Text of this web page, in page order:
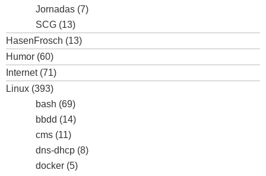
Jornadas (7)
SCG (13)
HasenFrosch (13)
Humor (60)
Internet(71)
Linux (393)
bash (69)
bbdd (14)
cms (11)
dns-dhcp (8)
docker (5)